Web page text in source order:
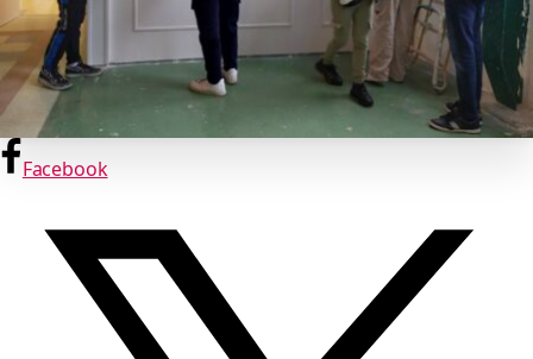
Facebook